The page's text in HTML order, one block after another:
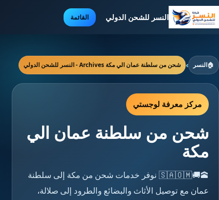
النسر للشحن الدولي القائمة
🏠النسر › شحن من سلطنة عمان الي مكة Archives - النسر للشحن الدولي
مركز معرفة لوجستي
شحن من سلطنة عمان الي
مكة
🕋🚚🇸🇦🇴🇲 نوفر خدمات شحن من مكة إلى سلطنة
عمان مع توصيل الأثاث والبضائع والطرود إلى صلالة،